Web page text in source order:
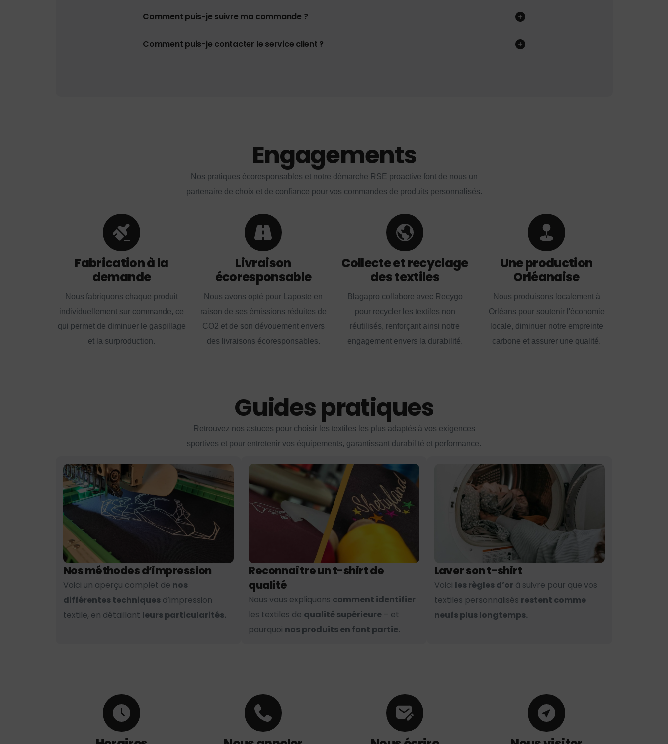
Comment puis-je suivre ma commande ?
Comment puis-je contacter le service client ?
Engagements
Nos pratiques écoresponsables et notre démarche RSE proactive font de nous un
partenaire de choix et de confiance pour vos commandes de produits personnalisés.
Fabrication à la
demande
Nous fabriquons chaque produit
individuellement sur commande, ce
qui permet de diminuer le gaspillage
et la surproduction.
Livraison
écoresponsable
Nous avons opté pour Laposte en
raison de ses émissions réduites de
CO2 et de son dévouement envers
des livraisons écoresponsables.
Collecte et recyclage
des textiles
Blagapro collabore avec Recygo
pour recycler les textiles non
réutilisés, renforçant ainsi notre
engagement envers la durabilité.
Une production
Orléanaise
Nous produisons localement à
Orléans pour soutenir l'économie
locale, diminuer notre empreinte
carbone et assurer une qualité.
Guides pratiques
Retrouvez nos astuces pour choisir les textiles les plus adaptés à vos exigences
sportives et pour entretenir vos équipements, garantissant durabilité et performance.
Nos méthodes d’impression
Voici un aperçu complet de nos
différentes techniques d’impression
textile, en détaillant leurs particularités.
Reconnaître un t-shirt de
qualité
Nous vous expliquons comment identifier
les textiles de qualité supérieure – et
pourquoi nos produits en font partie.
Laver son t-shirt
Voici les règles d’or à suivre pour que vos
textiles personnalisés restent comme
neufs plus longtemps.